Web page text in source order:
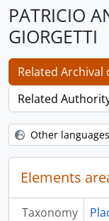
PATRICIO
GIORGETTI
Related Archival
Related
Other
Elements
Taxonomy